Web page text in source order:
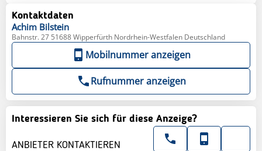
Kontaktdaten
Achim Bilstein
Bahnstr. 27 51688 Wipperfürth Nordrhein-Westfalen Deutschland
Mobilnummer anzeigen
Rufnummer anzeigen
Interessieren Sie sich für diese Anzeige?
ANBIETER KONTAKTIEREN